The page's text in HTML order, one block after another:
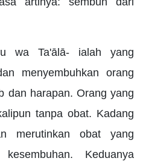
wa Ta'ālā- ialah yang
menyembuhkan orang
dan harapan. Orang yang
tanpa obat. Kadang
merutinkan obat yang
Keduanya